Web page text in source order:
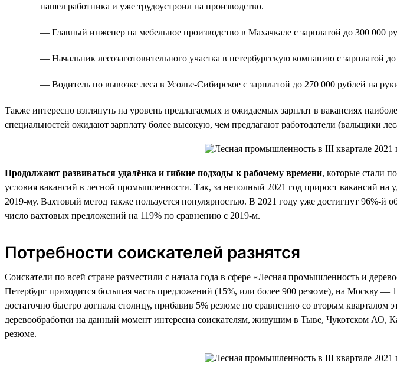
нашел работника и уже трудоустроил на производство.
— Главный инженер на мебельное производство в Махачкале с зарплатой до 300 000
— Начальник лесозаготовительного участка в петербургскую компанию с зарплатой
— Водитель по вывозке леса в Усолье-Сибирское с зарплатой до 270 000 рублей на
Также интересно взглянуть на уровень предлагаемых и ожидаемых зарплат в вакансиях
специальностей ожидают зарплату более высокую, чем предлагают работодатели (вальщики
Продолжают развиваться удалёнка и гибкие подходы к рабочему времени, которые стали
условия вакансий в лесной промышленности. Так, за неполный 2021 год прирост вакансий
2019-му. Вахтовый метод также пользуется популярностью. В 2021 году уже достигнут 96%-
число вахтовых предложений на 119% по сравнению с 2019-м.
Потребности соискателей разнятся
Соискатели по всей стране разместили с начала года в сфере «Лесная промышленность и
Петербург приходится большая часть предложений (15%, или более 900 резюме), на Москву
достаточно быстро догнала столицу, прибавив 5% резюме по сравнению со вторым
деревообработки на данный момент интересна соискателям, живущим в Тыве, Чукотском
резюме.